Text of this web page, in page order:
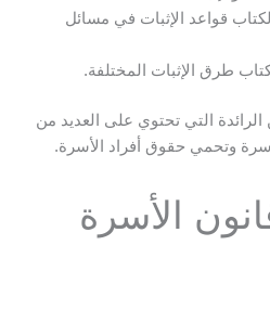
قواعد الإثبات في مسائل
طرق الإثبات المختلفة.
الرائدة التي تحتوي على العديد من
وتحمي حقوق أفراد الأسرة.
الأسرة